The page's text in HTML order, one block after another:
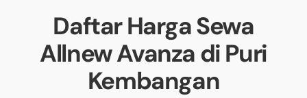
Daftar Harga Sewa
Allnew Avanza di Puri
Kembangan